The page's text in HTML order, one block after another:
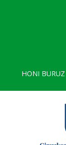
HONI BURUZ